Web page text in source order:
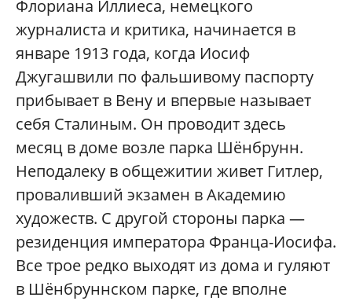
Флориана Иллиеса, немецкого
журналиста и критика, начинается в
январе 1913 года, когда Иосиф
Джугашвили по фальшивому паспорту
прибывает в Вену и впервые называет
себя Сталиным. Он проводит здесь
месяц в доме возле парка Шёнбрунн.
Неподалеку в общежитии живет Гитлер,
проваливший экзамен в Академию
художеств. С другой стороны парка —
резиденция императора Франца-Иосифа.
Все трое редко выходят из дома и гуляют
в Шёнбруннском парке, где вполне